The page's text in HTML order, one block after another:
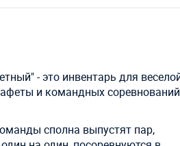
- это инвентарь для
и командных
сполна выпустят пар,